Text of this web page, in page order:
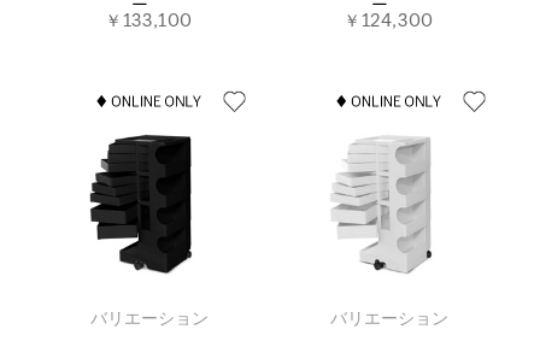
￥133,100
￥124,300
バリエーション
バリエーション